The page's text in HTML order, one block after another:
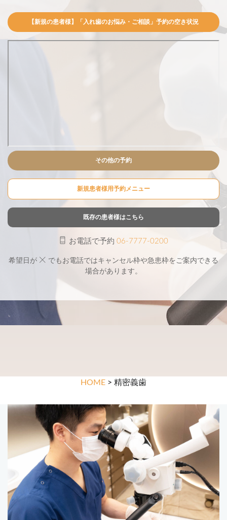
【新規の患者様】「入れ歯のお悩み・ご相談」予約の空き状況
その他の予約
新規患者様用予約メニュー
既存の患者様はこちら
お電話で予約 06-7777-0200
希望日が
でもお電話ではキャンセル枠や急患枠をご案内できる
場合があります。
HOME > 精密義歯